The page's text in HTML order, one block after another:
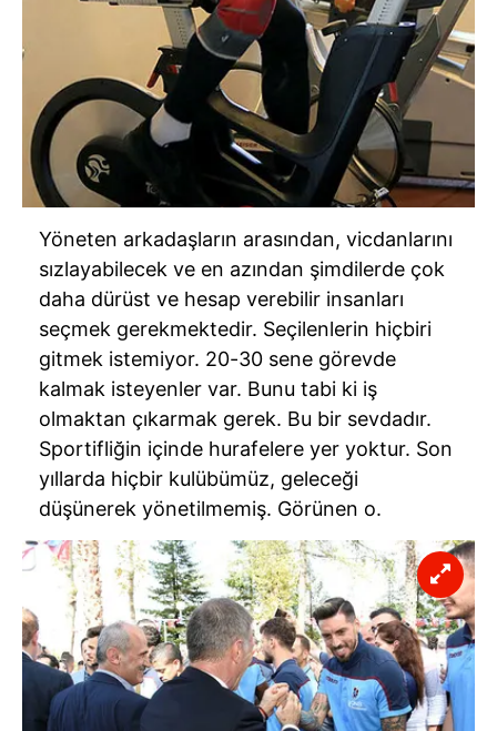
Yöneten arkadaşların arasından, vicdanlarını
sızlayabilecek ve en azından şimdilerde çok
daha dürüst ve hesap verebilir insanları
seçmek gerekmektedir. Seçilenlerin hiçbiri
gitmek istemiyor. 20-30 sene görevde
kalmak isteyenler var. Bunu tabi ki iş
olmaktan çıkarmak gerek. Bu bir sevdadır.
Sportifliğin içinde hurafelere yer yoktur. Son
yıllarda hiçbir kulübümüz, geleceği
düşünerek yönetilmemiş. Görünen o.